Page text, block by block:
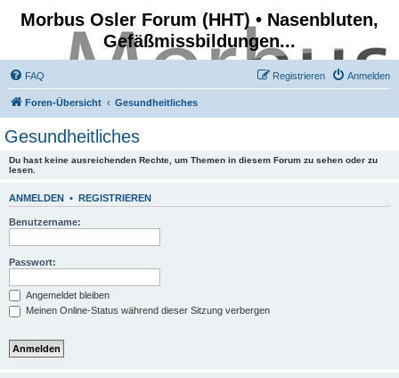
Morbus Osler Forum (HHT) • Nasenbluten,
Gefäßmissbildungen...
FAQ Anmelden
Registrieren
Foren-Übersicht Gesundheitliches
Gesundheitliches
Du hast keine ausreichenden Rechte, um Themen in diesem Forum zu sehen oder zu
lesen.
ANMELDEN • REGISTRIEREN
Benutzername:
Passwort:
Angemeldet bleiben
Meinen Online-Status während dieser Sitzung verbergen